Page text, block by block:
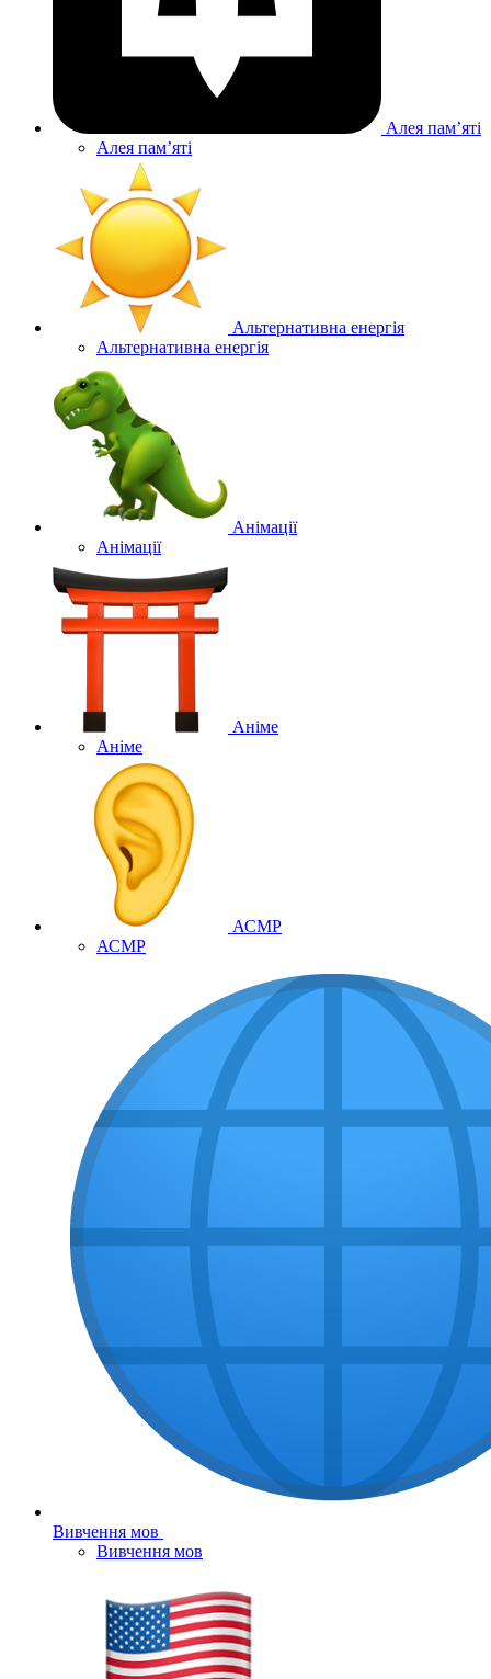
Алея памʼяті
Алея памʼяті
Альтернативна енергія
Альтернативна енергія
Анімації
Анімації
Аніме
Аніме
АСМР
АСМР
Вивчення мов
Вивчення мов